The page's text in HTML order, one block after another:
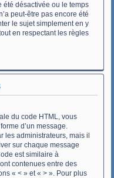
été désactivée ou le temps
peut-être pas encore été
le sujet simplement en y
en respectant les règles
du code HTML, vous
d’un message.
les administrateurs, mais il
sur chaque message
est similaire à
contenues entre des
« < » et « > ». Pour plus